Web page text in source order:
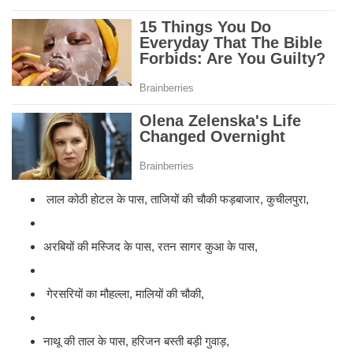
लाल कोठी होटल के पास, ताजियों की चौकी फड़बाजार, कुचीलपुरा,
अरबियों की मस्जिद के पास, रतन सागर कुआ के पास,
गेरसरियों का मौहल्ला, मालियों की चौकी,
नाथू की ताल के पास, हरिजन बस्ती बड़ी गुवाड़,